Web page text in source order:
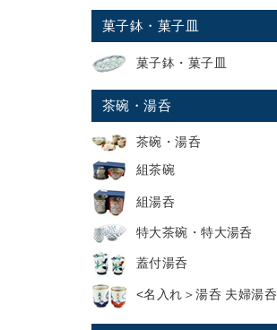
菓子鉢・菓子皿
菓子鉢・菓子皿
茶碗・湯呑
茶碗・湯呑
組茶碗
組湯呑
特大茶碗・特大湯呑
蓋付湯呑
<名入れ＞湯呑 夫婦湯呑